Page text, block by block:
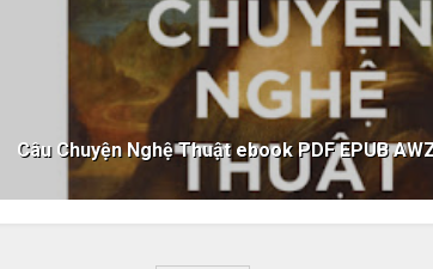
Câu Chuyện Nghệ Thuật ebook PDF EPUB